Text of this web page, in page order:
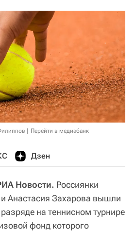
Перейти в медиабанк
Дзен
Новости. Россиянки
и Анастасия Захарова вышли
на теннисном турнире
фонд которого